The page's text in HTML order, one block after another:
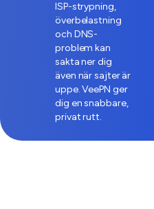
ISP-strypning,
överbelastning
och DNS-
problem kan
sakta ner dig
även när sajter är
uppe. VeePN ger
dig en snabbare,
privat rutt.